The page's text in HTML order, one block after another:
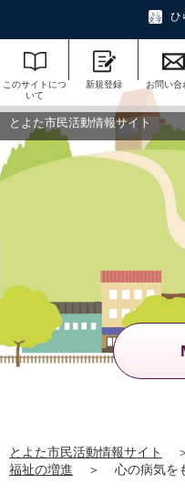
ひ
このサイトにつ
いて
新規登録 お問い合
とよた市民活動情報サイト
とよた市民活動情報サイト
福祉の増進
＞ 心の病気を